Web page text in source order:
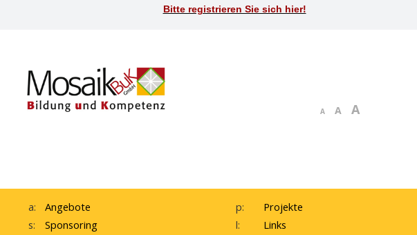
Bitte registrieren Sie sich hier!
A A A
a:
Angebote
s:
Sponsoring
p:
Projekte
l:
Links